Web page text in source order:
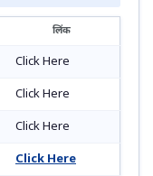
लिंक
Click Here
Click Here
Click Here
Click Here